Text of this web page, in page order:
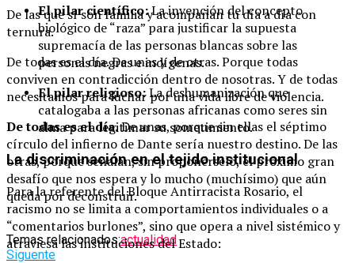
De las que sí son familia y acompañan tu día a día con
ternura.
De todas es el día. De unas y de otras. Porque todas
conviven en contradicción dentro de nosotras. Y de todas
necesitamos para luchar por una vida libre de violencia.
De todas es el día.De unas, porque sin ellas el séptimo
círculo del infierno de Dante sería nuestro destino. De las
otras, porque señalan, sin proponérselo, el próximo gran
desafío que nos espera y lo mucho (muchísimo) que aún
queda por deconstruir.
Temas relacionados:actualidad
Siguente
El pilar científico:La invención del concepto
biológico de “raza” para justificar la supuesta
supremacía de las personas blancas sobre las
personas negras e indígenas.
El pilar religioso:La deshumanización que
catalogaba a las personas africanas como seres sin
alma para legitimar su sometimiento.
La discriminación en el tejido institucional
Para la referente del Bloque Antirracista Rosario, el
racismo no se limita a comportamientos individuales o a
“comentarios burlones”, sino que opera a nivel sistémico y
atraviesa las instituciones del Estado: